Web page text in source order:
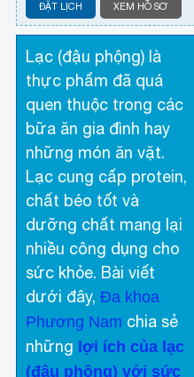
ĐẶT LỊCH XEM HỒ SƠ
Lạc (đậu phộng) là
thực phẩm đã quá
quen thuộc trong các
bữa ăn gia đình hay
những món ăn vặt.
Lạc cung cấp protein,
chất béo tốt và
dưỡng chất mang lại
nhiều công dụng cho
sức khỏe. Bài viết
dưới đây,Đa khoa
Phương Nam chia sẻ
những lợi ích của lạc
(đậu phộng) với sức